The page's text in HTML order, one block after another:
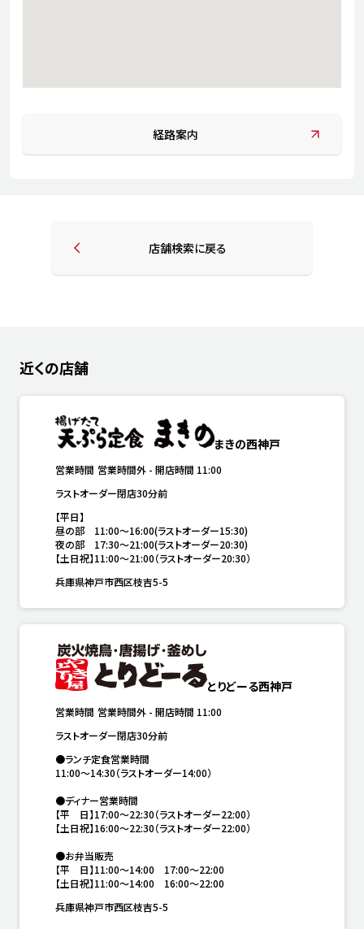
経路案内
店舗検索に戻る
近くの店舗
まきの西神戸
営業時間 営業時間外 - 開店時間 11:00
ラストオーダー閉店30分前
【平日】
昼の部　11:00～16:00(ラストオーダー15:30)
夜の部　17:30～21:00(ラストオーダー20:30)
【土日祝】11:00～21:00（ラストオーダー20:30）
兵庫県神戸市西区枝吉5-5
とりどーる西神戸
営業時間 営業時間外 - 開店時間 11:00
ラストオーダー閉店30分前
●ランチ定食営業時間
11:00〜14:30（ラストオーダー14:00）
●ディナー営業時間
【平　日】17:00〜22:30（ラストオーダー22:00）
【土日祝】16:00〜22:30（ラストオーダー22:00）
●お弁当販売
【平　日】11:00〜14:00　17:00〜22:00
【土日祝】11:00〜14:00　16:00〜22:00
兵庫県神戸市西区枝吉5-5